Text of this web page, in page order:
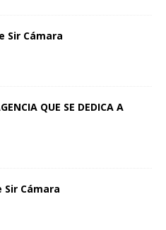
Sir Cámara
QUE SE DEDICA A
Cámara